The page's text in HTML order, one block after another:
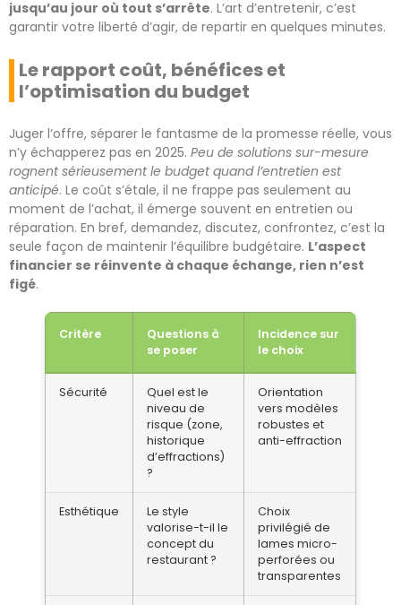
jusqu’au jour où tout s’arrête. L’art d’entretenir, c’est
garantir votre liberté d’agir, de repartir en quelques minutes.
Le rapport coût, bénéfices et
l’optimisation du budget
Juger l’offre, séparer le fantasme de la promesse réelle, vous
n’y échapperez pas en 2025. Peu de solutions sur-mesure
rognent sérieusement le budget quand l’entretien est
anticipé. Le coût s’étale, il ne frappe pas seulement au
moment de l’achat, il émerge souvent en entretien ou
réparation. En bref, demandez, discutez, confrontez, c’est la
seule façon de maintenir l’équilibre budgétaire. L’aspect
financier se réinvente à chaque échange, rien n’est
figé.
Critère
Questions à
se poser
Incidence sur
le choix
Sécurité
Quel est le
niveau de
risque (zone,
historique
d’effractions)
?
Orientation
vers modèles
robustes et
anti-effraction
Esthétique
Le style
valorise-t-il le
concept du
restaurant ?
Choix
privilégié de
lames micro-
perforées ou
transparentes